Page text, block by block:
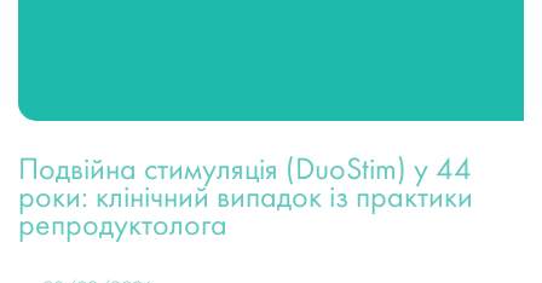
Подвійна стимуляція (DuoStim) у 44
роки: клінічний випадок із практики
репродуктолога